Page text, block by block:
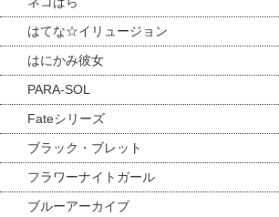
はてな☆イリュージョン
はにかみ彼女
PARA-SOL
Fateシリーズ
ブラック・ブレット
フラワーナイトガール
ブルーアーカイブ